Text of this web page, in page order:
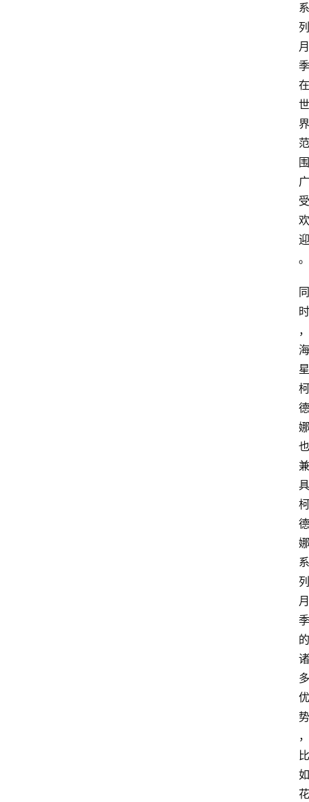
系
列
月
季
在
世
界
范
围
广
受
欢
迎
。
同
时
，
海
星
柯
德
娜
也
兼
具
柯
德
娜
系
列
月
季
的
诸
多
优
势
，
比
如
花